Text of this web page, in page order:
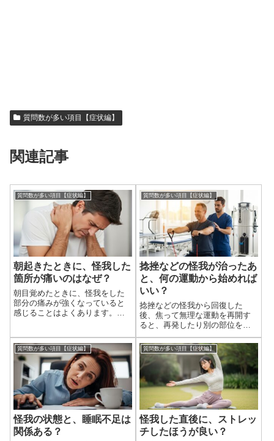
質問数が多い項目【症状編】
関連記事
質問数が多い項目【症状編】
朝起きたときに、怪我した
箇所が痛いのはなぜ？
朝目覚めたときに、怪我をした
部分の痛みが強くなっていると
感じることはよくあります。こ
を与える複数の要因が重なるた
めです。主な理由としては、炎
症反応の変化、血行の変化、姿
勢による圧迫、そ...
質問数が多い項目【症状編】
捻挫などの怪我が治ったあ
と、何の運動から始めれば
いい？
捻挫などの怪我から回復した
後、焦って無理な運動を再開す
ると、再発したり別の部位を痛
めたりするリスクが高まりま
す。安全かつ効果的に運動能力
を取り戻すためには、段階的に
負荷を上げていくことが非常に
重要です。自分の体の状態に合
わせて慎重に進めまし...
質問数が多い項目【症状編】
怪我の状態と、睡眠不足は
関係ある？
質問数が多い項目【症状編】
怪我した直後に、ストレッ
チしたほうが良い？